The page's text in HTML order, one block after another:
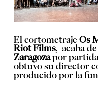
El cortometraje Os
Riot Films, acaba
Zaragoza por partida
obtuvo su director
producido por la